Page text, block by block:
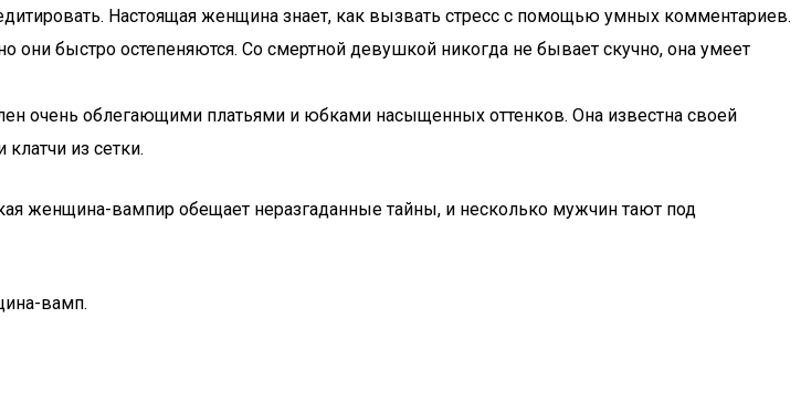
Настоящая женщина знает, как вызвать стресс с помощью умных комментариев.
быстро остепеняются. Со смертной девушкой никогда не бывает скучно, она умеет
очень облегающими платьями и юбками насыщенных оттенков. Она известна своей
из сетки.
женщина-вампир обещает неразгаданные тайны, и несколько мужчин тают под